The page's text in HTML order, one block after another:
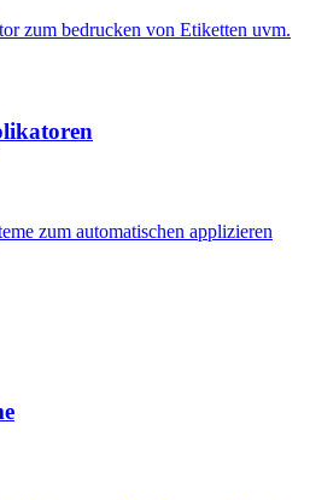
zum bedrucken von Etiketten uvm.
zum automatischen applizieren